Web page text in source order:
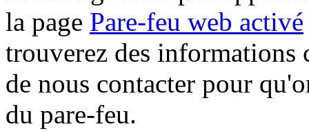
la page Pare-feu web activé
trouverez des informations
de nous contacter pour
du pare-feu.